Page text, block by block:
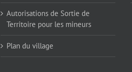
Autorisations de Sortie de
Territoire pour les mineurs
Plan du village